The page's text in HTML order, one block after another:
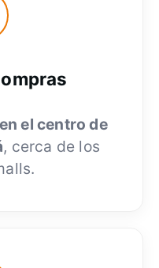
el centro de
, cerca de los